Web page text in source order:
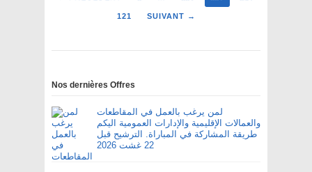
121 SUIVANT →
Nos dernières Offres
لمن يرغب بالعمل في المقاطعات
والعمالات الإقليمية والإدارات العمومية اليكم
طريقة المشاركة في المباراة. الترشيح قبل
22 غشت 2026